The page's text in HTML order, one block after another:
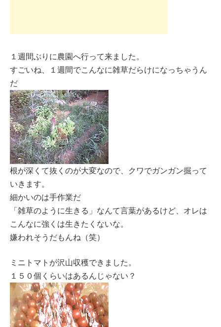
１週間ぶりに農園へ行って来ました。
すごいね、１週間でこんなに雑草だらけになっちゃうん
だ
根が深くて抜くのが大変なので、クワでガンガン掘って
いきます。
細かいのは手作業だ
「雑草のように生きる」なんて言葉があるけど、オレは
こんなに強くは生きたくないな。
嫌われそうだもんね（笑）
ミニトマトが沢山収穫できました。
１５０個くらいはあるんじゃない？